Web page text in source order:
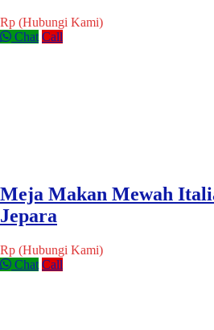
Rp (Hubungi Kami)
Chat Call
Meja Makan Mewah
Jepara
Rp (Hubungi Kami)
Chat Call